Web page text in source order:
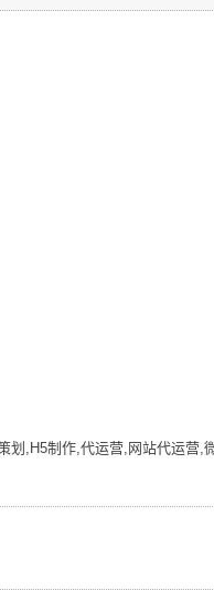
,H5制作,代运营,网站代运营,